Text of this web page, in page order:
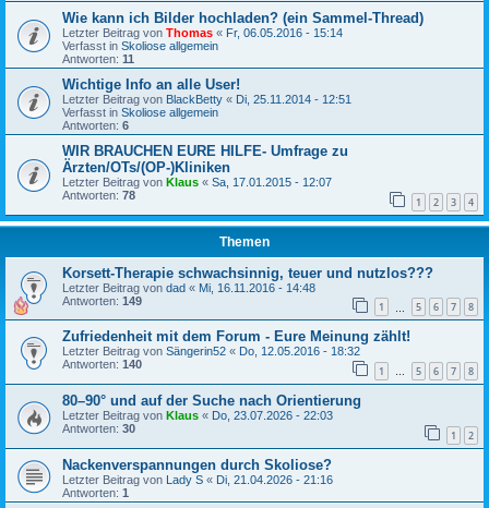
Wie kann ich Bilder hochladen? (ein Sammel-Thread)
Letzter Beitrag von Thomas « Fr, 06.05.2016 - 15:14
Verfasst in Skoliose allgemein
Antworten: 11
Wichtige Info an alle User!
Letzter Beitrag von BlackBetty « Di, 25.11.2014 - 12:51
Verfasst in Skoliose allgemein
Antworten: 6
WIR BRAUCHEN EURE HILFE- Umfrage zu
Ärzten/OTs/(OP-)Kliniken
Letzter Beitrag von Klaus « Sa, 17.01.2015 - 12:07
Antworten: 78 1 2 3 4
Themen
Korsett-Therapie schwachsinnig, teuer und nutzlos???
Letzter Beitrag von dad « Mi, 16.11.2016 - 14:48
Antworten: 149 1 5 6 7 8
Zufriedenheit mit dem Forum - Eure Meinung zählt!
Letzter Beitrag von Sängerin52 « Do, 12.05.2016 - 18:32
Antworten: 140 1 … 5 6 7 8
80–90° und auf der Suche nach Orientierung
Letzter Beitrag von Klaus « Do, 23.07.2026 - 22:03
Antworten: 30 1 2
Nackenverspannungen durch Skoliose?
Letzter Beitrag von Lady S « Di, 21.04.2026 - 21:16
Antworten: 1